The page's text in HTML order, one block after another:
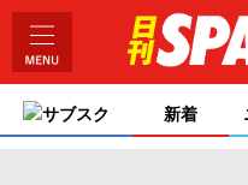
サブスク 新着